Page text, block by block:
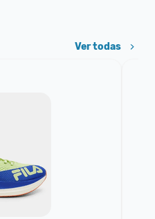
Ver todas